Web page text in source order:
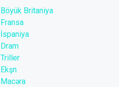
Böyük Britaniya
Fransa
İspaniya
Dram
Triller
Ekşn
Macəra